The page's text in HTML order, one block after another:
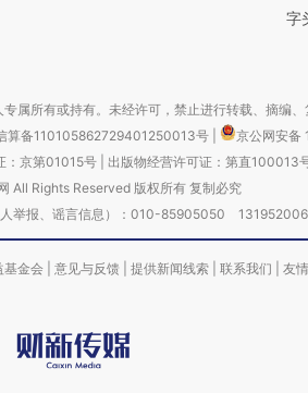
字
属所有或持有。未经许可，禁止进行转载、摘编、
算备110105862729401250013号
京公网安
：京第01015号| 出版物经营许可证：第直100013
All Rights Reserved 版权所有 复制必究
人举报、谣言信息）：010-85905050
基金会 意见与反馈 提供新闻线索 联系我们 友